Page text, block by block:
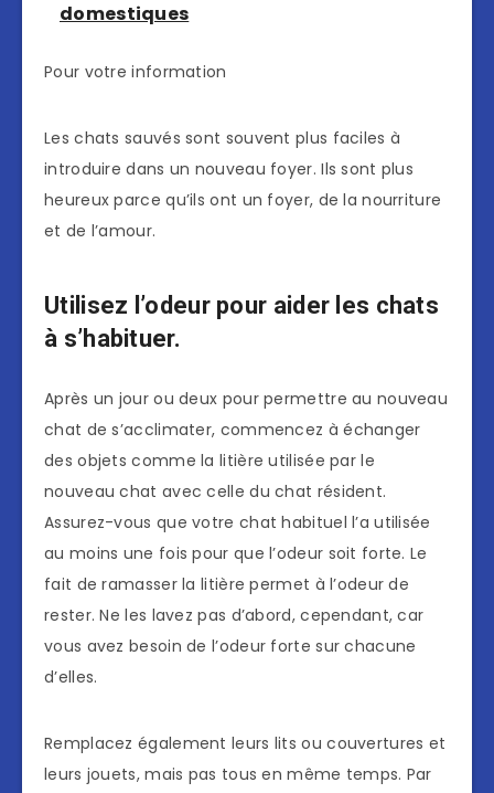
domestiques
Pour votre information
Les chats sauvés sont souvent plus faciles à
introduire dans un nouveau foyer. Ils sont plus
heureux parce qu’ils ont un foyer, de la nourriture
et de l’amour.
Utilisez l’odeur pour aider les chats
à s’habituer.
Après un jour ou deux pour permettre au nouveau
chat de s’acclimater, commencez à échanger
des objets comme la litière utilisée par le
nouveau chat avec celle du chat résident.
Assurez-vous que votre chat habituel l’a utilisée
au moins une fois pour que l’odeur soit forte. Le
fait de ramasser la litière permet à l’odeur de
rester. Ne les lavez pas d’abord, cependant, car
vous avez besoin de l’odeur forte sur chacune
d’elles.
Remplacez également leurs lits ou couvertures et
leurs jouets, mais pas tous en même temps. Par